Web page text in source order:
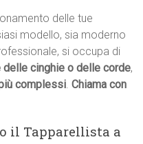
delle tue
modello, sia moderno
si occupa di
cinghie o delle corde,
complessi.Chiama con
il Tapparellista a